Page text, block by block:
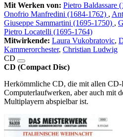
Mit Werken von: Pietro Baldassare
Onofrio Manfredini (1684-1762) ,
Giuseppe Sammartini (1695-1750) ,
Pietro Locatelli (1695-1764)
Mitwirkende: Laura Vukobratovic,
Kammerorchester, Christian Ludwig
CD
CD (Compact Disc)
Herkömmliche CD, die mit allen CD-
Computerlaufwerken, aber auch mit
Multiplayern abspielbar ist.